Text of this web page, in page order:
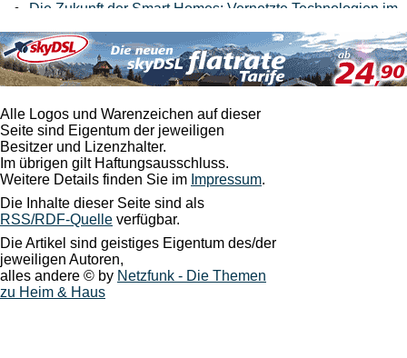
Die Zukunft der Smart Homes: Vernetzte Technologien im
Alltag
Zukünftiges Wohnen: Wegweisende Designkonzepte für
urbane Lebenswelten
Montag, 10. März 2025
Die neuesten Trends in der smarten Haustechnik
Samstag, 25. Januar 2025
Gewinnertypen: Was zeichnet sie aus?
Alle Logos und Warenzeichen auf dieser
Seite sind Eigentum der jeweiligen
Besitzer und Lizenzhalter.
Im übrigen gilt Haftungsausschluss.
Weitere Details finden Sie im Impressum.
Die Inhalte dieser Seite sind als
RSS/RDF-Quelle verfügbar.
Die Artikel sind geistiges Eigentum des/der
jeweiligen Autoren,
alles andere © by Netzfunk - Die Themen
zu Heim & Haus